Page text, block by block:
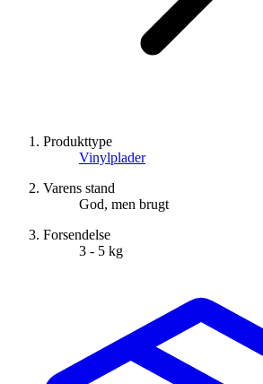
Produkttype
Vinylplader
Varens stand
God, men brugt
Forsendelse
3 - 5 kg